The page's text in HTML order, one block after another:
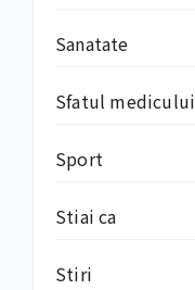
Sanatate
Sfatul medicului
Sport
Stiai ca
Stiri